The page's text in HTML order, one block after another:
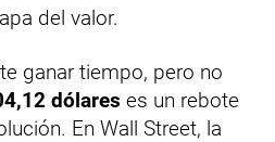
del valor.
ganar tiempo, pero no
dólares es un rebote
En Wall Street, la